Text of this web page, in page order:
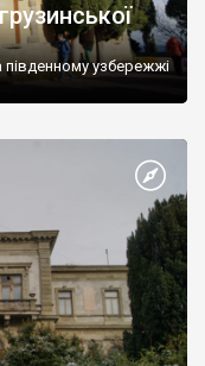
узбережжі